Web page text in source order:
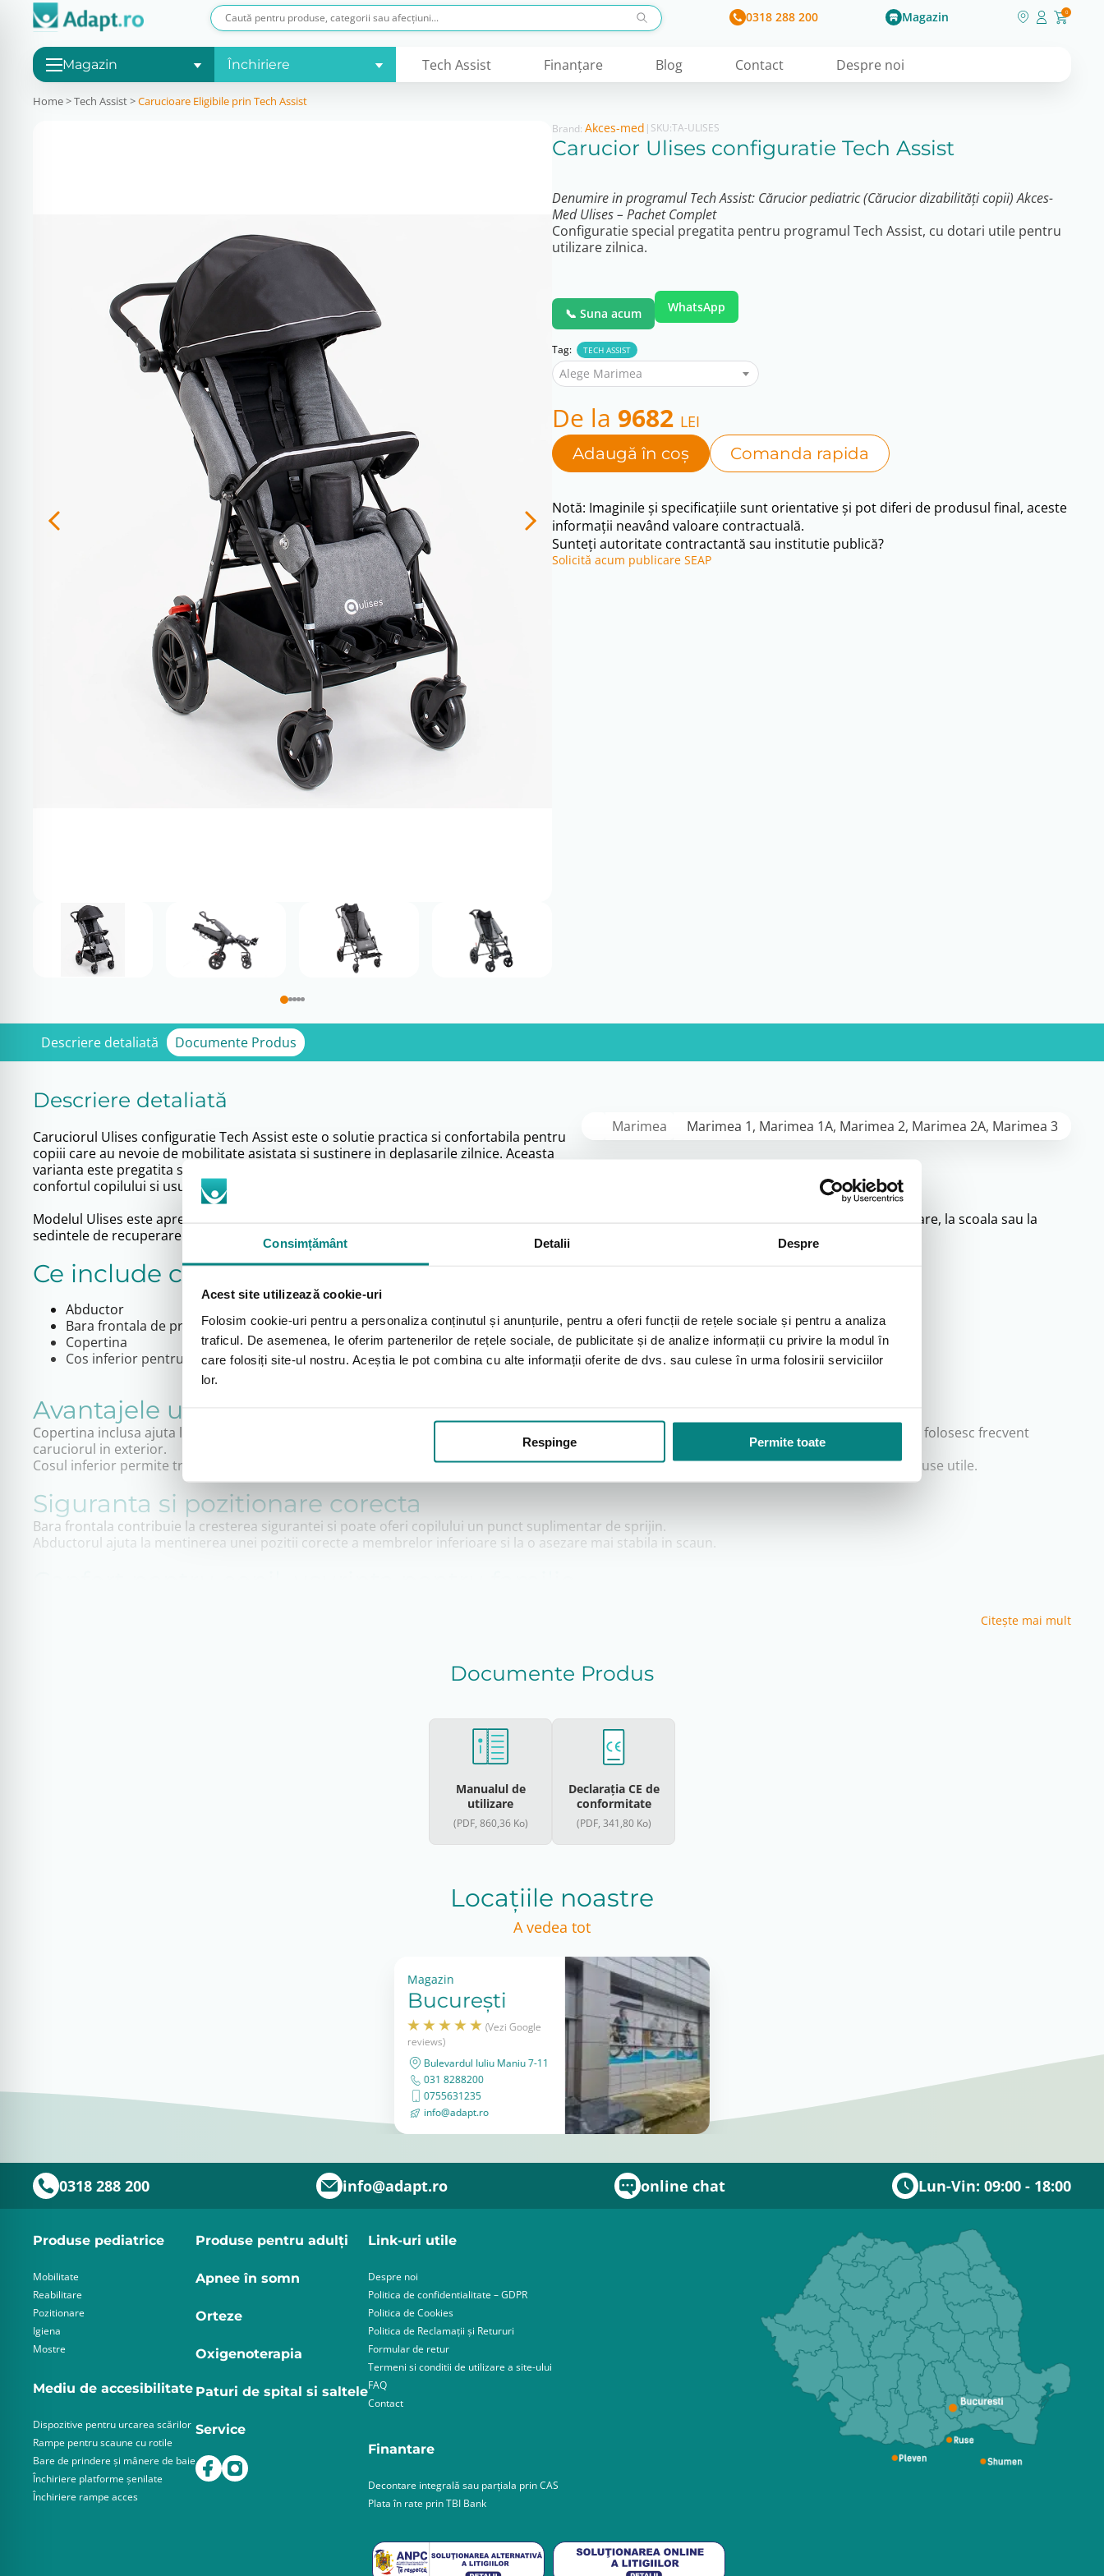
Consimțământ Detalii Despre
Acest site utilizează cookie-uri
Folosim cookie-uri pentru a personaliza conținutul și anunțurile, pentru a oferi funcții de rețele sociale și pentru a analiza
traficul. De asemenea, le oferim partenerilor de rețele sociale, de publicitate și de analize informații cu privire la modul în
care folosiți site-ul nostru. Aceștia le pot combina cu alte informații oferite de dvs. sau culese în urma folosirii serviciilor
lor.
Respinge Permite toate
0318 288 200 Magazin 0
Magazin Închiriere Tech Assist Finanţare Blog Contact Despre noi
Home>Tech Assist>Carucioare Eligibile prin Tech Assist
Brand: Akces-med | SKU:TA-ULISES
Carucior Ulises configuratie Tech Assist
Denumire in programul Tech Assist: Cărucior pediatric (Cărucior dizabilități copii) Akces-
Med Ulises – Pachet Complet
Configuratie special pregatita pentru programul Tech Assist, cu dotari utile pentru
utilizare zilnica.
📞 Suna acum WhatsApp
Tag: TECH ASSIST
Alege Marimea
De la 9682 LEI
Adaugă în coș
Comanda rapida
Notă: Imaginile și specificațiile sunt orientative și pot diferi de produsul final, aceste
informații neavând valoare contractuală.
Sunteți autoritate contractantă sau institutie publică?
Solicită acum publicare SEAP
Descriere detaliată Documente Produs
Descriere detaliată
Marimea Marimea 1, Marimea 1A, Marimea 2, Marimea 2A, Marimea 3
Caruciorul Ulises configuratie Tech Assist este o solutie practica si confortabila pentru
copiii care au nevoie de mobilitate asistata si sustinere in deplasarile zilnice. Aceasta
varianta este pregatita special pentru program si include accesorii importante pentru
confortul copilului si usurinta familiei.
Modelul Ulises este apreciat pentru constructia stabila, confortul oferit utilizatorului si posibilitatea de utilizare in activitatile cotidiene, la plimbare, la scoala sau la
sedintele de recuperare.
Ce include configuratia Tech Assist
Abductor
Bara frontala de protectie
Copertina
Cos inferior pentru depozitare
Avantajele utilizarii zilnice
Copertina inclusa ajuta la protectia copilului impotriva soarelui sau a conditiilor meteo usoare. Este un accesoriu util pentru familiile active care folosesc frecvent
caruciorul in exterior.
Cosul inferior permite transportul obiectelor necesare in deplasare, precum geanta copilului, haine de schimb, accesorii medicale sau alte produse utile.
Siguranta si pozitionare corecta
Bara frontala contribuie la cresterea sigurantei si poate oferi copilului un punct suplimentar de sprijin.
Abductorul ajuta la mentinerea unei pozitii corecte a membrelor inferioare si la o asezare mai stabila in scaun.
Un consultant Adapt.ro te poate ajuta cu alegerea marimii potrivite, configuratiei corecte si informatiilor necesare despre produs.
Disponibil prin programul Tech Assist
Acest produs face parte din selectia de echipamente eligibile prin programul Tech Assist, conform conditiilor aplicabile.
De ce sa alegi Ulises configuratie Tech Assist
Pentru ca primesti un carucior pediatric fiabil, bine echipat si pregatit pentru utilizare practica, cu accesorii esentiale deja incluse.
Citeşte mai mult
Documente Produs
Manualul de
utilizare
(PDF, 860,36 Ko)
Declarația CE de
conformitate
(PDF, 341,80 Ko)
Locațiile noastre
A vedea tot
Magazin
București
(Vezi Google
reviews)
Bulevardul Iuliu Maniu 7-11
031 8288200
0755631235
info@adapt.ro
0318 288 200 info@adapt.ro online chat Lun-Vin: 09:00 - 18:00
Produse pediatrice
Mobilitate
Reabilitare
Pozitionare
Igiena
Mostre
Mediu de accesibilitate
Dispozitive pentru urcarea scărilor
Rampe pentru scaune cu rotile
Bare de prindere și mânere de baie
Închiriere platforme șenilate
Închiriere rampe acces
Produse pentru adulţi
Apnee în somn
Orteze
Oxigenoterapia
Paturi de spital si saltele
Service
Link-uri utile
Despre noi
Politica de confidentialitate – GDPR
Politica de Cookies
Politica de Reclamații și Retururi
Formular de retur
Termeni si conditii de utilizare a site-ului
FAQ
Contact
Finantare
Decontare integrală sau parțiala prin CAS
Plata în rate prin TBI Bank